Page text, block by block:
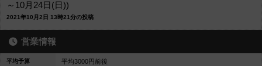
～10月24日(日))
2021年10月2日 13時21分の投稿
営業情報
平均予算 平均3000円前後